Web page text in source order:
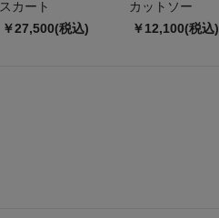
スカート
￥27,500(税込)
カットソー
￥12,100(税込)